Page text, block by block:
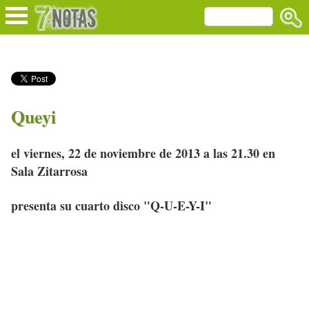
Queyi
el viernes, 22 de noviembre de 2013 a las 21.30 en
Sala Zitarrosa
presenta su cuarto disco "Q-U-E-Y-I"